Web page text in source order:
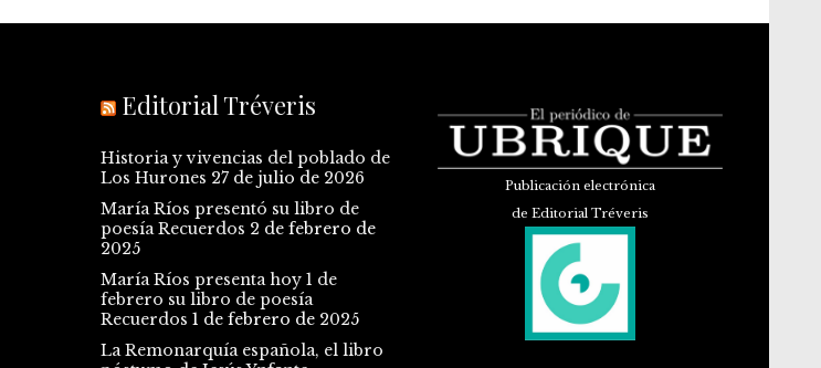
Editorial Tréveris
Historia y vivencias del poblado de
Los Hurones 27 de julio de 2026
María Ríos presentó su libro de
poesía Recuerdos 2 de febrero de
2025
María Ríos presenta hoy 1 de
febrero su libro de poesía
Recuerdos 1 de febrero de 2025
La Remonarquía española, el libro
Publicación electrónica
de Editorial Tréveris